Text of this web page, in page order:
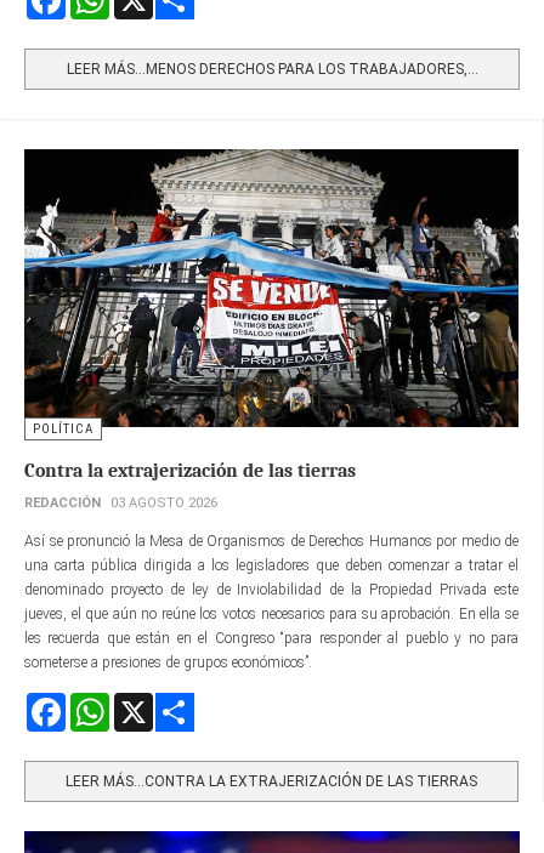
LEER MÁS…MENOS DERECHOS PARA LOS TRABAJADORES,...
POLÍTICA
Contra la extrajerización de las tierras
REDACCIÓN 03 AGOSTO 2026
Así se pronunció la Mesa de Organismos de Derechos Humanos por medio de
una carta pública dirigida a los legisladores que deben comenzar a tratar el
denominado proyecto de ley de Inviolabilidad de la Propiedad Privada este
jueves, el que aún no reúne los votos necesarios para su aprobación. En ella se
les recuerda que están en el Congreso “para responder al pueblo y no para
someterse a presiones de grupos económicos”.
FacebookWhatsApp
LEER MÁS…CONTRA LA EXTRAJERIZACIÓN DE LAS TIERRAS